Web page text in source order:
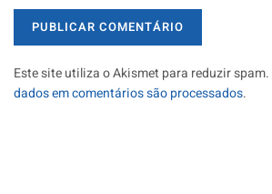
Este site utiliza o Akismet para reduzir spam.
dados em comentários são processados.